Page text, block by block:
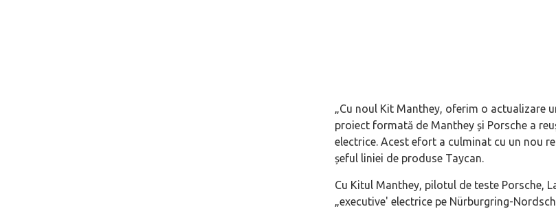
„Cu noul Kit Manthey, oferim o actualizare
proiect formată de Manthey și Porsche a
electrice. Acest efort a culminat cu un nou
șeful liniei de produse Taycan.
Cu Kitul Manthey, pilotul de teste Porsche,
„executive' electrice pe Nürburgring-